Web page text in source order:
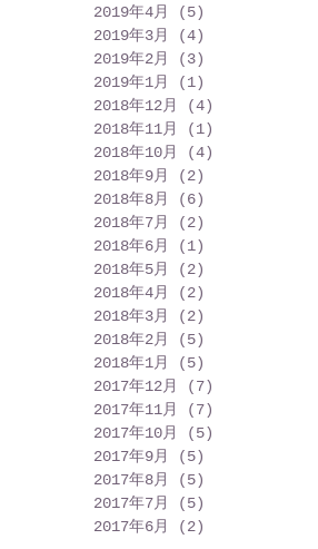
2019年4月
(5)
2019年3月
(4)
2019年2月
(3)
2019年1月
(1)
2018年12月
(4)
2018年11月
(1)
2018年10月
(4)
2018年9月
(2)
2018年8月
(6)
2018年7月
(2)
2018年6月
(1)
2018年5月
(2)
2018年4月
(2)
2018年3月
(2)
2018年2月
(5)
2018年1月
(5)
2017年12月
(7)
2017年11月
(7)
2017年10月
(5)
2017年9月
(5)
2017年8月
(5)
2017年7月
(5)
2017年6月
(2)